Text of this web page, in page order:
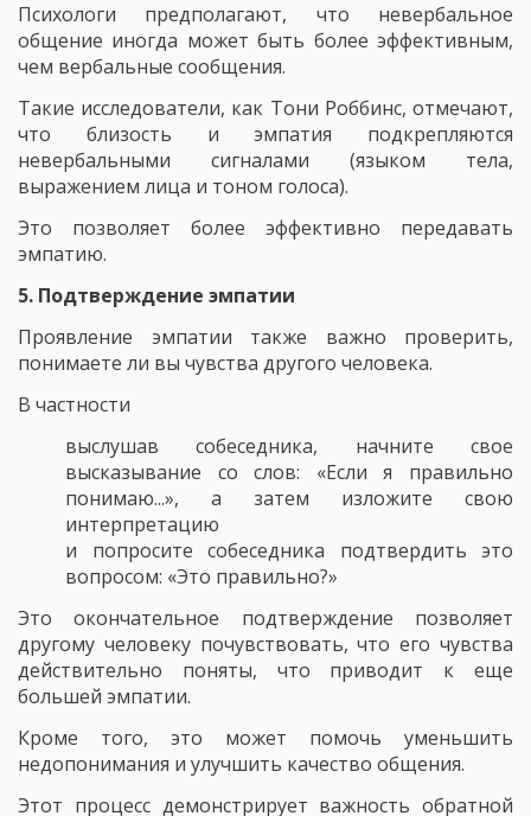
Психологи предполагают, что невербальное
общение иногда может быть более эффективным,
чем вербальные сообщения.
Такие исследователи, как Тони Роббинс, отмечают,
что близость и эмпатия подкрепляются
невербальными сигналами (языком тела,
выражением лица и тоном голоса).
Это позволяет более эффективно передавать
эмпатию.
5. Подтверждение эмпатии
Проявление эмпатии также важно проверить,
понимаете ли вы чувства другого человека.
В частности
выслушав собеседника, начните свое
высказывание со слов: «Если я правильно
понимаю...», а затем изложите свою
интерпретацию
и попросите собеседника подтвердить это
вопросом: «Это правильно?»
Это окончательное подтверждение позволяет
другому человеку почувствовать, что его чувства
действительно поняты, что приводит к еще
большей эмпатии.
Кроме того, это может помочь уменьшить
недопонимания и улучшить качество общения.
Этот процесс демонстрирует важность обратной